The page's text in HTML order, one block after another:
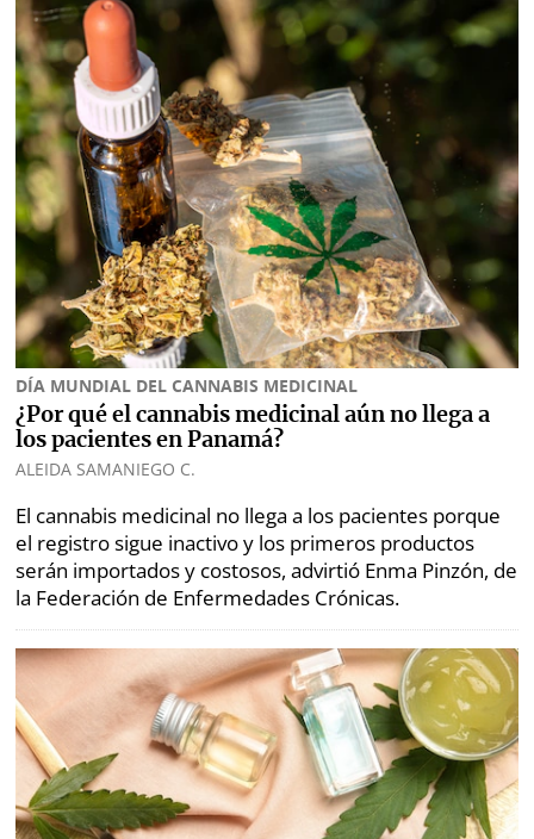
OTROS
SITIOS
Metro
por
Metro
Tienda
Panamá
Tus
Tiquetes
Cero
KM
Corprensa
Mi
Diario
Ellas
Club
La
Prensa
Busca
Fácil
⌾
Hoy
por
⌾
Sábado
⌾
La
Repregunta
⌾
Tal
Cual
⌾
Sabrina
Sin
DÍA MUNDIAL DEL CANNABIS MEDICINAL
¿Por qué el cannabis medicinal aún no llega a
los pacientes en Panamá?
ALEIDA SAMANIEGO C.
El cannabis medicinal no llega a los pacientes porque
el registro sigue inactivo y los primeros productos
serán importados y costosos, advirtió Enma Pinzón, de
la Federación de Enfermedades Crónicas.